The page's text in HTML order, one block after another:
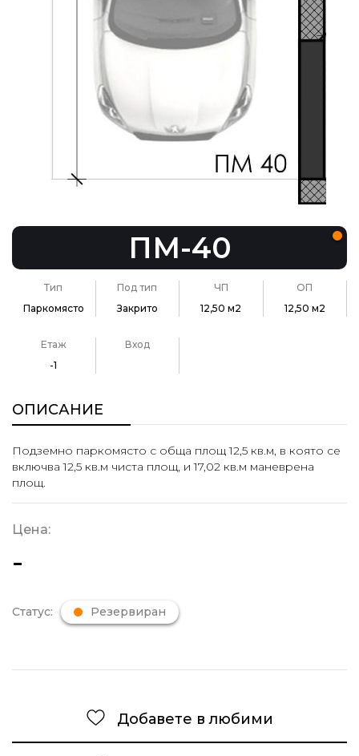
ПМ-40
Тип
Паркомясто
Под тип
Закрито
ЧП
12,50 м2
ОП
12,50 м2
Етаж
-1
Вход
ОПИСАНИЕ
Подземно паркомясто с обща площ 12,5 кв.м, в която се
включва 12,5 кв.м чиста площ, и 17,02 кв.м маневрена
площ.
Цена:
-
Статус: Резервиран
Добавете в любими